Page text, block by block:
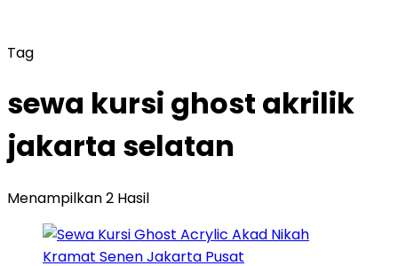
Tag
sewa kursi ghost akrilik
jakarta selatan
Menampilkan 2 Hasil